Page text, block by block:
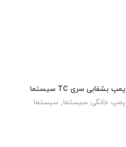
پمپ بشقابی سری TC سیستما
پمپ خانگی سیستما, سیستما